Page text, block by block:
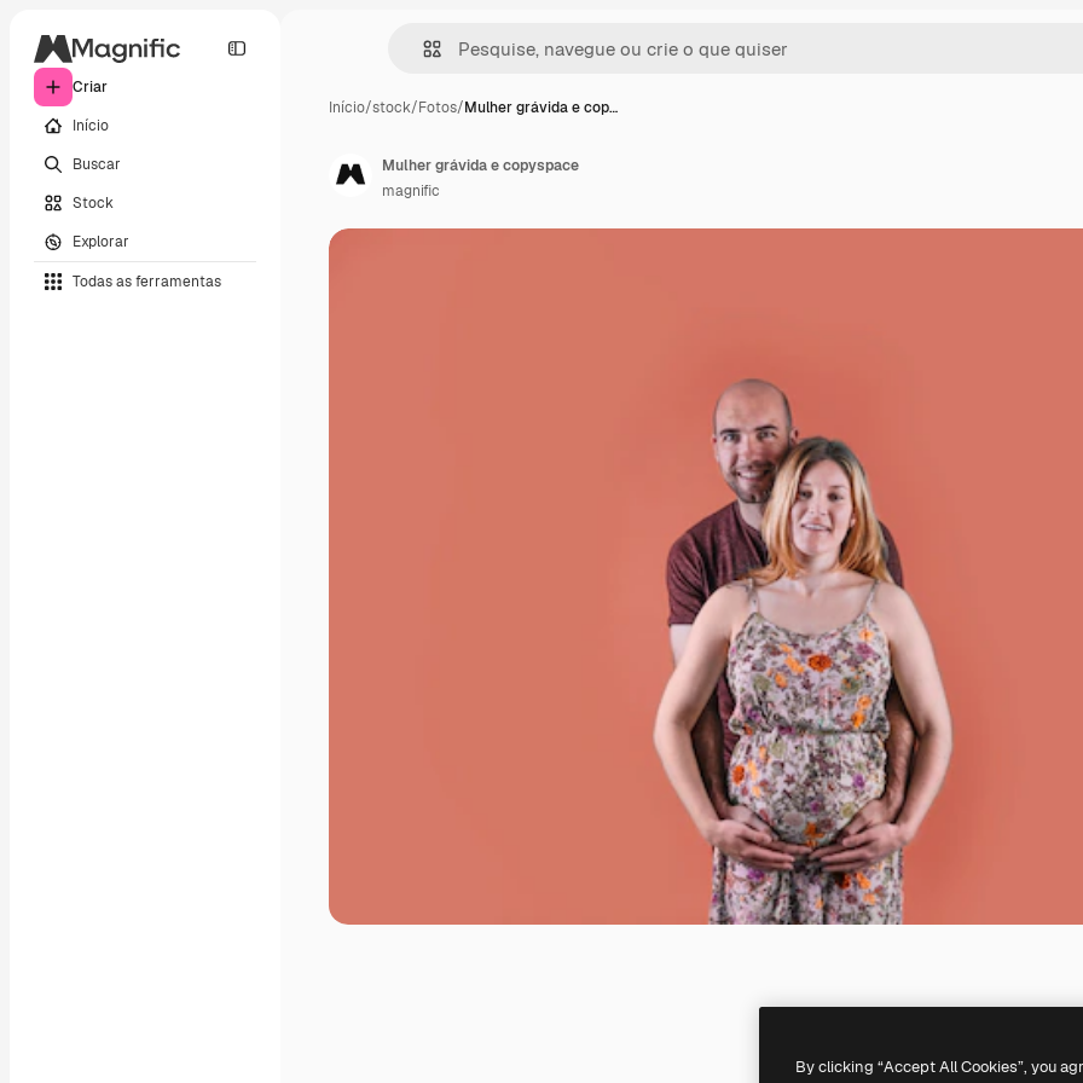
Criar
Início
Buscar
Stock
Explorar
Todas as ferramentas
Início/stock/Fotos/Mulher grávida e cop…
Mulher grávida e copyspace
magnific
By clicking “Accept All Cookies”, you